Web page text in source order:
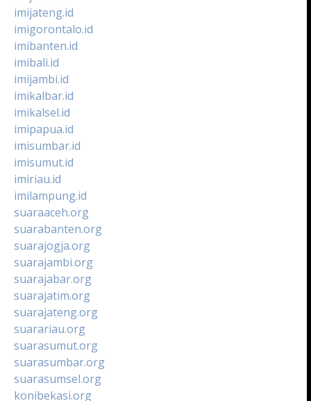
imijateng.id
imigorontalo.id
imibanten.id
imibali.id
imijambi.id
imikalbar.id
imikalsel.id
imipapua.id
imisumbar.id
imisumut.id
imiriau.id
imilampung.id
suaraaceh.org
suarabanten.org
suarajogja.org
suarajambi.org
suarajabar.org
suarajatim.org
suarajateng.org
suarariau.org
suarasumut.org
suarasumbar.org
suarasumsel.org
konibekasi.org